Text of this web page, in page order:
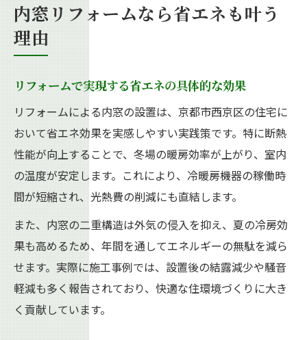
内窓リフォームなら省エネも叶う
理由
リフォームで実現する省エネの具体的な効果
リフォームによる内窓の設置は、京都市西京区の住宅に
おいて省エネ効果を実感しやすい実践策です。特に断熱
性能が向上することで、冬場の暖房効率が上がり、室内
の温度が安定します。これにより、冷暖房機器の稼働時
間が短縮され、光熱費の削減にも直結します。
また、内窓の二重構造は外気の侵入を抑え、夏の冷房効
果も高めるため、年間を通してエネルギーの無駄を減ら
せます。実際に施工事例では、設置後の結露減少や騒音
軽減も多く報告されており、快適な住環境づくりに大き
く貢献しています。